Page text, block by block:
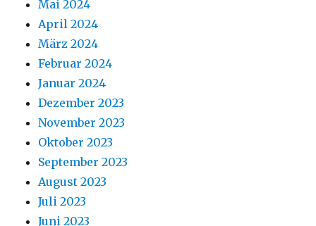
Mai 2024
April 2024
März 2024
Februar 2024
Januar 2024
Dezember 2023
November 2023
Oktober 2023
September 2023
August 2023
Juli 2023
Juni 2023